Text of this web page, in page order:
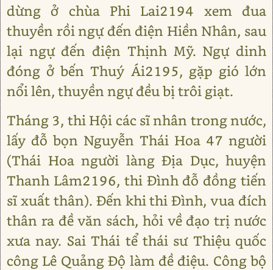
dừng ở chùa Phi Lai2194 xem đua
thuyền rồi ngự đến điện Hiền Nhân, sau
lại ngự đến điện Thịnh Mỹ. Ngự dinh
đóng ở bến Thuý Ái2195, gặp gió lớn
nổi lên, thuyền ngự đều bị trôi giạt.
Tháng 3, thi Hội các sĩ nhân trong nước,
lấy đỗ bọn Nguyễn Thái Hoa 47 người
(Thái Hoa người làng Địa Dục, huyện
Thanh Lâm2196, thi Đình đỗ đồng tiến
sĩ xuất thân). Đến khi thi Đình, vua đích
thân ra đề văn sách, hỏi về đạo trị nước
xưa nay. Sai Thái tể thái sư Thiệu quốc
công Lê Quảng Độ làm đề điệu. Công bộ